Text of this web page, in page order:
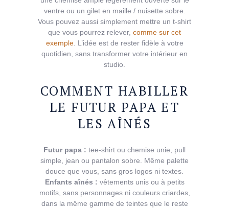
ventre ou un gilet en maille / nuisette sobre.
Vous pouvez aussi simplement mettre un t-shirt
que vous pourrez relever, comme sur cet
exemple. L’idée est de rester fidèle à votre
quotidien, sans transformer votre intérieur en
studio.
COMMENT HABILLER
LE FUTUR PAPA ET
LES AÎNÉS
Futur papa : tee-shirt ou chemise unie, pull
simple, jean ou pantalon sobre. Même palette
douce que vous, sans gros logos ni textes.
Enfants aînés : vêtements unis ou à petits
motifs, sans personnages ni couleurs criardes,
dans la même gamme de teintes que le reste